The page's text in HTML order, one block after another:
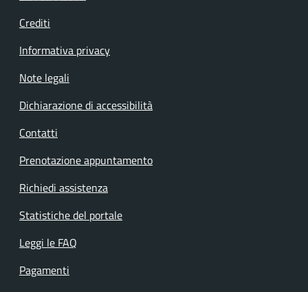
Crediti
Informativa privacy
Note legali
Dichiarazione di accessibilità
Contatti
Prenotazione appuntamento
Richiedi assistenza
Statistiche del portale
Leggi le FAQ
Pagamenti